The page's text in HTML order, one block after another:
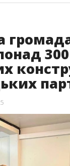
300